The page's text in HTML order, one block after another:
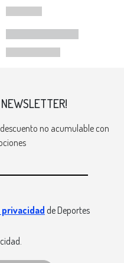
no acumulable con
de Deportes